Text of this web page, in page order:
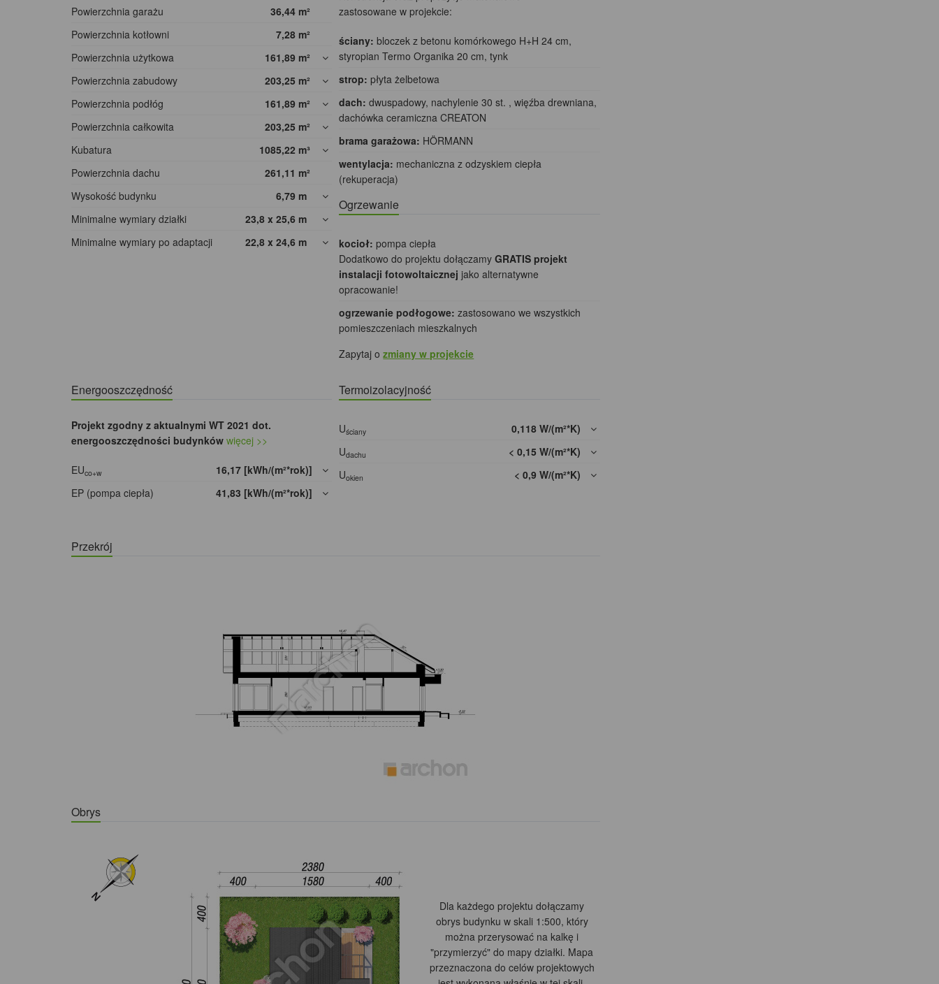
Powierzchnia garażu 36,44 m²
Powierzchnia kotłowni
7,28 m²
Powierzchnia użytkowa
161,89 m²
Powierzchnia zabudowy
203,25 m²
Powierzchnia podłóg
161,89 m²
Powierzchnia całkowita
203,25 m²
Kubatura
1085,22 m³
Powierzchnia dachu
261,11 m²
Wysokość budynku
6,79 m
Minimalne wymiary działki
23,8 x 25,6 m
Minimalne wymiary po adaptacji
22,8 x 24,6 m
zastosowane w projekcie:
ściany: bloczek z betonu komórkowego H+H 24 cm,
styropian Termo Organika 20 cm, tynk
strop: płyta żelbetowa
dach: dwuspadowy, nachylenie 30 st. , więźba drewniana,
dachówka ceramiczna CREATON
brama garażowa: HÖRMANN
wentylacja: mechaniczna z odzyskiem ciepła
(rekuperacja)
Ogrzewanie
kocioł: pompa ciepła
Dodatkowo do projektu dołączamyGRATIS projekt
instalacji fotowoltaicznej jako alternatywne
opracowanie!
ogrzewanie podłogowe: zastosowano we wszystkich
pomieszczeniach mieszkalnych
Zapytaj ozmiany w projekcie
Energooszczędność
Projekt zgodny z aktualnymi WT 2021 dot.
energooszczędności budynków więcej >>
EUco+w
16,17 [kWh/(m²*rok)]
EP (pompa ciepła)
41,83 [kWh/(m²*rok)]
Termoizolacyjność
Uściany
0,118 W/(m²*K)
Udachu
< 0,15 W/(m²*K)
Uokien < 0,9 W/(m²*K)
Przekrój
Obrys
Dla każdego projektu dołączamy
obrys budynku w skali 1:500, który
można przerysować na kalkę i
"przymierzyć" do mapy działki. Mapa
przeznaczona do celów projektowych